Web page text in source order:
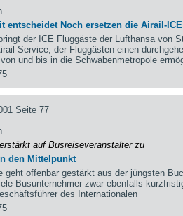
entscheidet Noch ersetzen die Airail-
der ICE Fluggäste der Lufthansa von
Service, der Fluggästen einen
und bis in die Schwabenmetropole
Seite 77
auf Busreiseveranstalter zu
den Mittelpunkt
geht offenbar gestärkt aus der jüngsten
Busunternehmer zwar ebenfalls
des Internationalen